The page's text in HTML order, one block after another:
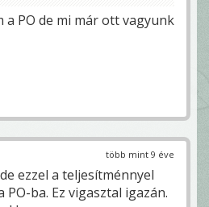
a PO de mi már ott vagyunk
több mint 9 éve
ezzel a teljesítménnyel
PO-ba. Ez vigasztal igazán.